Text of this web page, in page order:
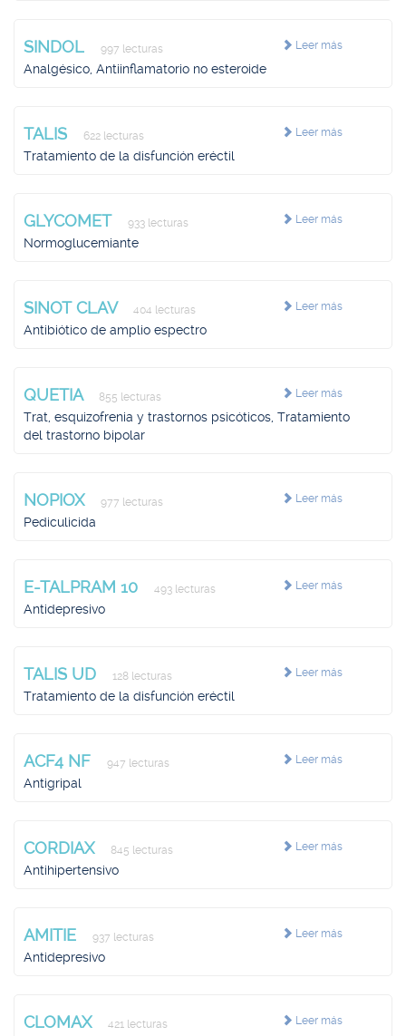
Leer más
SINDOL 997 lecturas
Analgésico, Antiinflamatorio no esteroide
Leer más
TALIS 622 lecturas
Tratamiento de la disfunción eréctil
Leer más
GLYCOMET 933 lecturas
Normoglucemiante
Leer más
SINOT CLAV 404 lecturas
Antibiótico de amplio espectro
Leer más
QUETIA 855 lecturas
Trat, esquizofrenia y trastornos psicóticos, Tratamiento
del trastorno bipolar
Leer más
NOPIOX 977 lecturas
Pediculicida
Leer más
E-TALPRAM 10 493 lecturas
Antidepresivo
Leer más
TALIS UD 128 lecturas
Tratamiento de la disfunción eréctil
Leer más
ACF4 NF 947 lecturas
Antigripal
Leer más
CORDIAX 845 lecturas
Antihipertensivo
Leer más
AMITIE 937 lecturas
Antidepresivo
Leer más
CLOMAX 421 lecturas